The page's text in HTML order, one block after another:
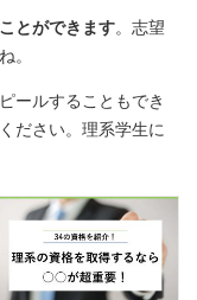
とができます。志望
。
ールすることもでき
ださい。理系学生に